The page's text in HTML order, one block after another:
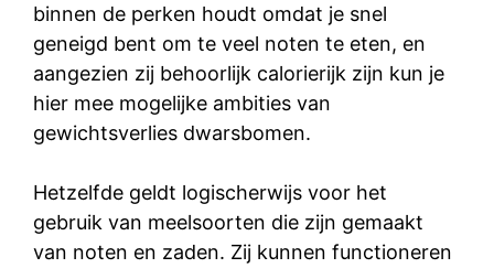
binnen de perken houdt omdat je snel
geneigd bent om te veel noten te eten, en
aangezien zij behoorlijk calorierijk zijn kun je
hier mee mogelijke ambities van
gewichtsverlies dwarsbomen.
Hetzelfde geldt logischerwijs voor het
gebruik van meelsoorten die zijn gemaakt
van noten en zaden. Zij kunnen functioneren